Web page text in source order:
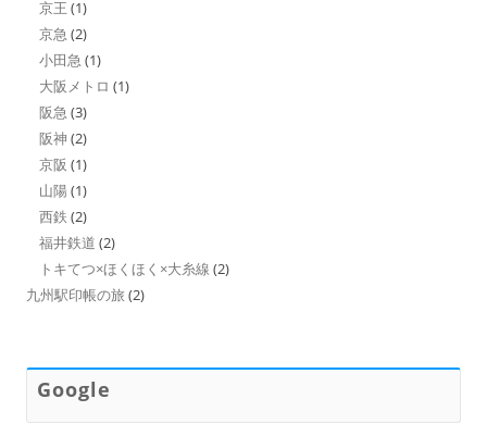
京王 (1)
京急 (2)
小田急 (1)
大阪メトロ (1)
阪急 (3)
阪神 (2)
京阪 (1)
山陽 (1)
西鉄 (2)
福井鉄道 (2)
トキてつ×ほくほく×大糸線 (2)
九州駅印帳の旅 (2)
Google